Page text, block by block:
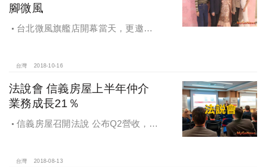
腳微風
台北微風旗艦店開幕當天，更邀得
姜曉雯Cardin現身站台
台灣 2018-10-16
法說會 信義房屋上半年仲介
業務成長21％
信義房屋召開法說 公布Q2營收，上
台灣 2018-08-13